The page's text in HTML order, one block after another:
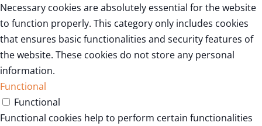
Necessary cookies are absolutely essential for the website
to function properly. This category only includes cookies
that ensures basic functionalities and security features of
the website. These cookies do not store any personal
information.
Functional
Functional
Functional cookies help to perform certain functionalities